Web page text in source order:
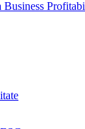
Business